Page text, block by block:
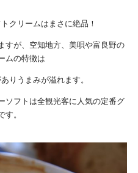
クリームはまさに絶品！
すが、空知地方、美唄や富良野の
ムの特徴は
りうまみが溢れます。
ソフトは全観光客に人気の定番グ
す。